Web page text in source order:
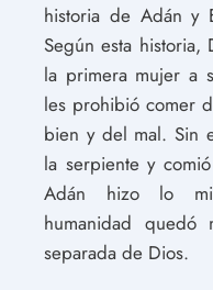
historia de Adán y
Según esta
la primera mujer a
les prohibió comer
bien y del mal. Sin
la serpiente y
Adán hizo lo
humanidad
separada de Dios.